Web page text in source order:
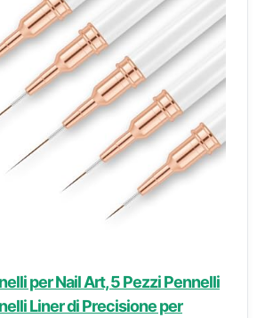
per Nail Art, 5 Pezzi Pennelli
Liner di Precisione per